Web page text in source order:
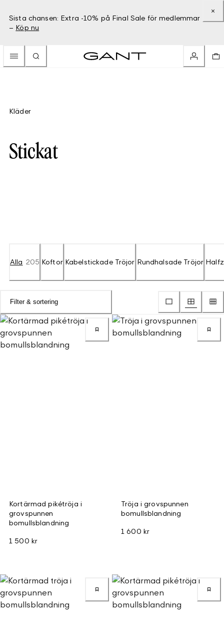
Sista chansen: Extra -10% på Final Sale för medlemmar
– Köp nu
Kläder
Stickat
Alla 205 Koftor Kabelstickade Tröjor Rundhalsade Tröjor
Filter & sortering
Kortärmad pikétröja i
grovspunnen
bomullsblandning
1 500 kr
Tröja i grovspunnen
bomullsblandning
1 600 kr